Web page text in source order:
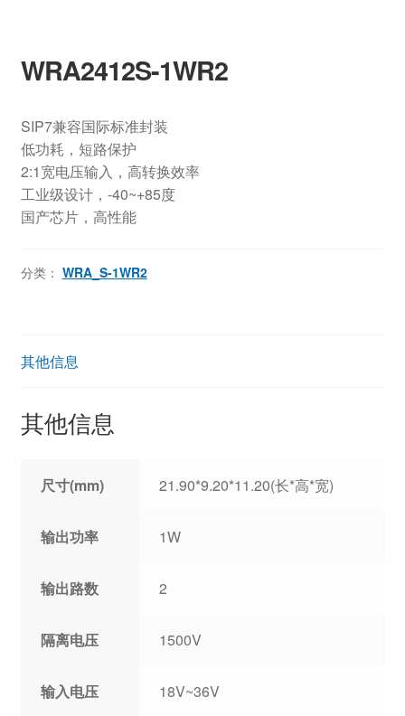
WRA2412S-1WR2
SIP7兼容国际标准封装
低功耗，短路保护
2:1宽电压输入，高转换效率
工业级设计，-40~+85度
国产芯片，高性能
分类： WRA_S-1WR2
其他信息
其他信息
尺寸(mm) 21.90*9.20*11.20(长*高*宽)
输出功率 1W
输出路数 2
隔离电压 1500V
输入电压 18V~36V